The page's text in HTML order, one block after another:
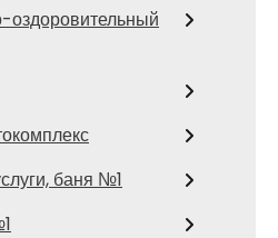
баня №1